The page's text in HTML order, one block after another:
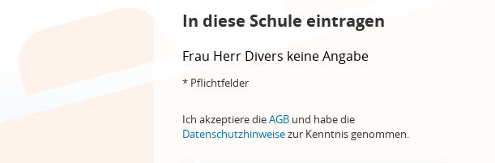
In diese Schule eintragen
Frau Herr Divers keine Angabe
* Pflichtfelder
Ich akzeptiere dieAGB und habe die
Datenschutzhinweisezur Kenntnis genommen.